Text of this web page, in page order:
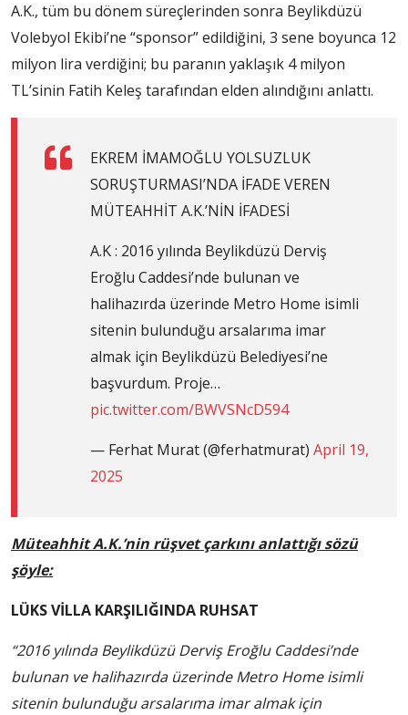
A.K., tüm bu dönem süreçlerinden sonra Beylikdüzü
Volebyol Ekibi’ne “sponsor” edildiğini, 3 sene boyunca 12
milyon lira verdiğini; bu paranın yaklaşık 4 milyon
TL’sinin Fatih Keleş tarafından elden alındığını anlattı.
EKREM İMAMOĞLU YOLSUZLUK
SORUŞTURMASI’NDA İFADE VEREN
MÜTEAHHİT A.K.’NİN İFADESİ
A.K : 2016 yılında Beylikdüzü Derviş
Eroğlu Caddesi’nde bulunan ve
halihazırda üzerinde Metro Home isimli
sitenin bulunduğu arsalarıma imar
almak için Beylikdüzü Belediyesi’ne
başvurdum. Proje…
pic.twitter.com/BWVSNcD594
— Ferhat Murat (@ferhatmurat) April 19,
2025
Müteahhit A.K.’nin rüşvet çarkını anlattığı sözü
şöyle:
LÜKS VİLLA KARŞILIĞINDA RUHSAT
“2016 yılında Beylikdüzü Derviş Eroğlu Caddesi’nde
bulunan ve halihazırda üzerinde Metro Home isimli
sitenin bulunduğu arsalarıma imar almak için